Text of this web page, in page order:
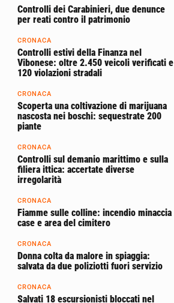
Controlli dei Carabinieri, due denunce
per reati contro il patrimonio
CRONACA
Controlli estivi della Finanza nel
Vibonese: oltre 2.450 veicoli verificati e
120 violazioni stradali
CRONACA
Scoperta una coltivazione di marijuana
nascosta nei boschi: sequestrate 200
piante
CRONACA
Controlli sul demanio marittimo e sulla
filiera ittica: accertate diverse
irregolarità
CRONACA
Fiamme sulle colline: incendio minaccia
case e area del cimitero
CRONACA
Donna colta da malore in spiaggia:
salvata da due poliziotti fuori servizio
CRONACA
Salvati 18 escursionisti bloccati nel